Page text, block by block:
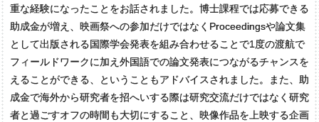
重な経験になったことをお話されました。博士課程では応募できる
助成金が増え、映画祭への参加だけではなくProceedingsや論文集
として出版される国際学会発表を組み合わせることで1度の渡航で
フィールドワークに加え外国語での論文発表につながるチャンスを
えることができる、ということもアドバイスされました。また、助
成金で海外から研究者を招へいする際は研究交流だけではなく研究
者と過ごすオフの時間も大切にすること、映像作品を上映する企画